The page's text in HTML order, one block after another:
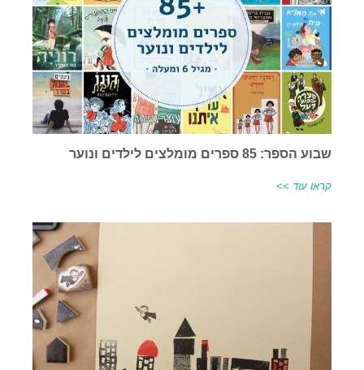
שבוע הספר: 85 ספרים מומלצים לילדים ונוער
קראו עוד >>